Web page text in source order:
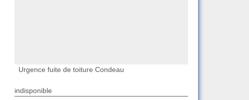
Urgence fuite de toiture Condeau
indisponible